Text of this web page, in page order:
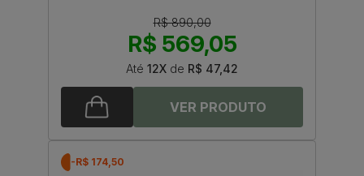
R$ 890,00
R$ 569,05
Até 12X de R$ 47,42
-R$ 174,50